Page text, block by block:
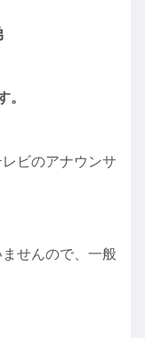
。
ビのアナウンサ
せんので、一般